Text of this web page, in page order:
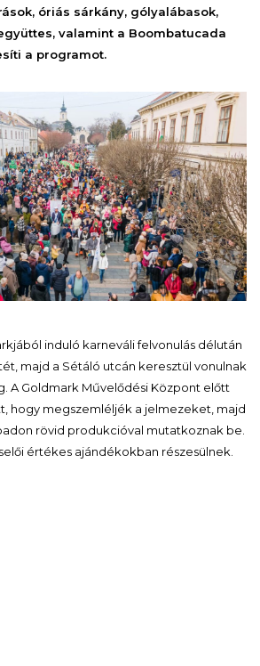
óriás sárkány, gólyalábasok,
valamint a Boombatucada
a programot.
induló karneváli felvonulás délután
majd a Sétáló utcán keresztül vonulnak
A Goldmark Művelődési Központ előtt
hogy megszemléljék a jelmezeket, majd
rövid produkcióval mutatkoznak be.
értékes ajándékokban részesülnek.